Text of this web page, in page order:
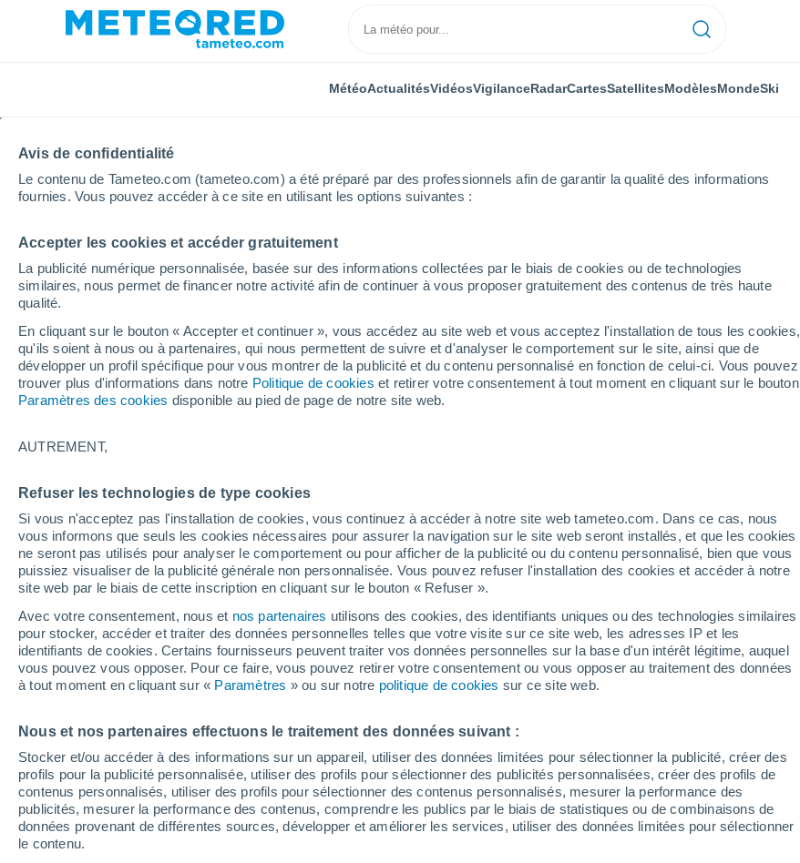
Avis de confidentialité
Le contenu de Tameteo.com (tameteo.com) a été préparé par des professionnels afin de garantir la qualité des informations
fournies. Vous pouvez accéder à ce site en utilisant les options suivantes :
Accepter les cookies et accéder gratuitement
La publicité numérique personnalisée, basée sur des informations collectées par le biais de cookies ou de technologies
similaires, nous permet de financer notre activité afin de continuer à vous proposer gratuitement des contenus de très haute
qualité.
En cliquant sur le bouton « Accepter et continuer », vous accédez au site web et vous acceptez l'installation de tous les cookies,
qu'ils soient à nous ou à partenaires, qui nous permettent de suivre et d'analyser le comportement sur le site, ainsi que de
développer un profil spécifique pour vous montrer de la publicité et du contenu personnalisé en fonction de celui-ci. Vous pouvez
trouver plus d'informations dans notre Politique de cookies et retirer votre consentement à tout moment en cliquant sur le bouton
Paramètres des cookies disponible au pied de page de notre site web.
AUTREMENT,
Refuser les technologies de type cookies
Si vous n'acceptez pas l'installation de cookies, vous continuez à accéder à notre site web tameteo.com. Dans ce cas, nous
vous informons que seuls les cookies nécessaires pour assurer la navigation sur le site web seront installés, et que les cookies
ne seront pas utilisés pour analyser le comportement ou pour afficher de la publicité ou du contenu personnalisé, bien que vous
puissiez visualiser de la publicité générale non personnalisée. Vous pouvez refuser l'installation des cookies et accéder à notre
site web par le biais de cette inscription en cliquant sur le bouton « Refuser ».
Avec votre consentement, nous et nos partenaires utilisons des cookies, des identifiants uniques ou des technologies similaires
pour stocker, accéder et traiter des données personnelles telles que votre visite sur ce site web, les adresses IP et les
identifiants de cookies. Certains fournisseurs peuvent traiter vos données personnelles sur la base d'un intérêt légitime, auquel
vous pouvez vous opposer. Pour ce faire, vous pouvez retirer votre consentement ou vous opposer au traitement des données
à tout moment en cliquant sur « Paramètres » ou sur notre politique de cookies sur ce site web.
Nous et nos partenaires effectuons le traitement des données suivant :
Stocker et/ou accéder à des informations sur un appareil, utiliser des données limitées pour sélectionner la publicité, créer des
profils pour la publicité personnalisée, utiliser des profils pour sélectionner des publicités personnalisées, créer des profils de
contenus personnalisés, utiliser des profils pour sélectionner des contenus personnalisés, mesurer la performance des
publicités, mesurer la performance des contenus, comprendre les publics par le biais de statistiques ou de combinaisons de
données provenant de différentes sources, développer et améliorer les services, utiliser des données limitées pour sélectionner
le contenu.
MétéoActualitésVidéosVigilanceRadarCartesSatellitesModèlesMondeSki
Accueil Algérie Wilaya de Chlef
Météo pour la wilaya de Chlef
Aujourd´hui, 6 août Toute la journée Symbole
39°
35°
Boka´et
Sobha
34°
22°
Bouzghaia
23°
El Marsa